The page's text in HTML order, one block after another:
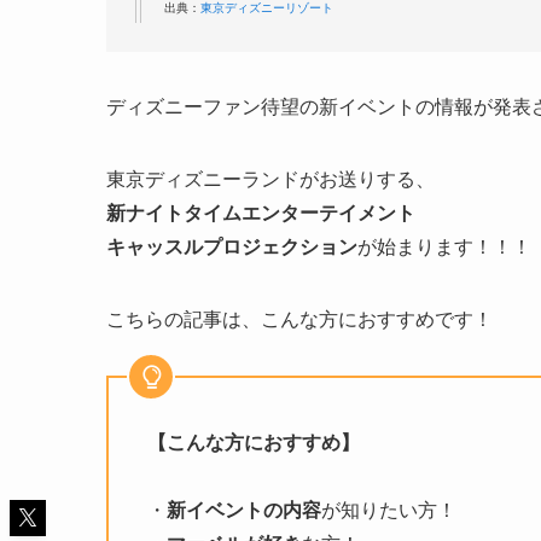
出典： 東京ディズニーリゾート
ディズニーファン待望の新イベントの情報が発表
東京ディズニーランドがお送りする、
新ナイトタイムエンターテイメント
キャッスルプロジェクションが始まります！！！
こちらの記事は、こんな方におすすめです！
【こんな方におすすめ】
・ 新イベントの内容が知りたい方！